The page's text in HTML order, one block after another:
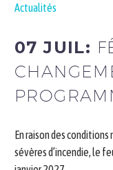
Actualités
07 JUIL:
En raison des
sévères d’incendie, le